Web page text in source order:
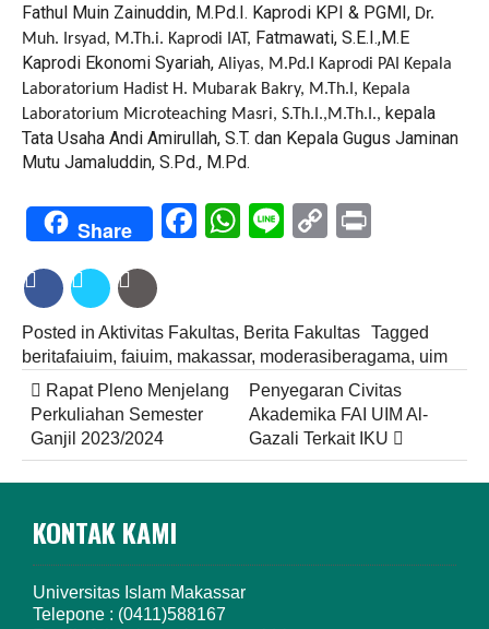
Fathul Muin Zainuddin, M.Pd.I. Kaprodi KPI & PGMI, Dr.
Muh. Irsyad, M.Th.i. Kaprodi IAT, Fatmawati, S.E.I.,M.E
Kaprodi Ekonomi Syariah, Aliyas, M.Pd.I Kaprodi PAI Kepala
Laboratorium Hadist H. Mubarak Bakry, M.Th.I, Kepala
Laboratorium Microteaching Masri, S.Th.I.,M.Th.I., kepala
Tata Usaha Andi Amirullah, S.T. dan Kepala Gugus Jaminan
Mutu Jamaluddin, S.Pd., M.Pd.
Share Facebook
WhatsApp
LineCopy
Posted in Aktivitas Fakultas, Berita Fakultas Tagged
beritafaiuim, faiuim, makassar, moderasiberagama, uim
Post navigation
Rapat Pleno Menjelang
Perkuliahan Semester
Ganjil 2023/2024
Penyegaran Civitas
Akademika FAI UIM Al-
Gazali Terkait IKU
KONTAK KAMI
Universitas Islam Makassar
Telepone : (0411)588167